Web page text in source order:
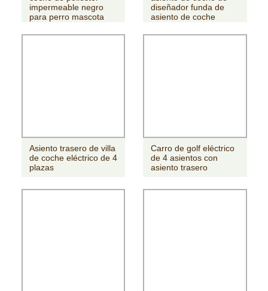
impermeable negro
para perro mascota
diseñador funda de
asiento de coche
Asiento trasero de villa
de coche eléctrico de 4
plazas
Carro de golf eléctrico
de 4 asientos con
asiento trasero